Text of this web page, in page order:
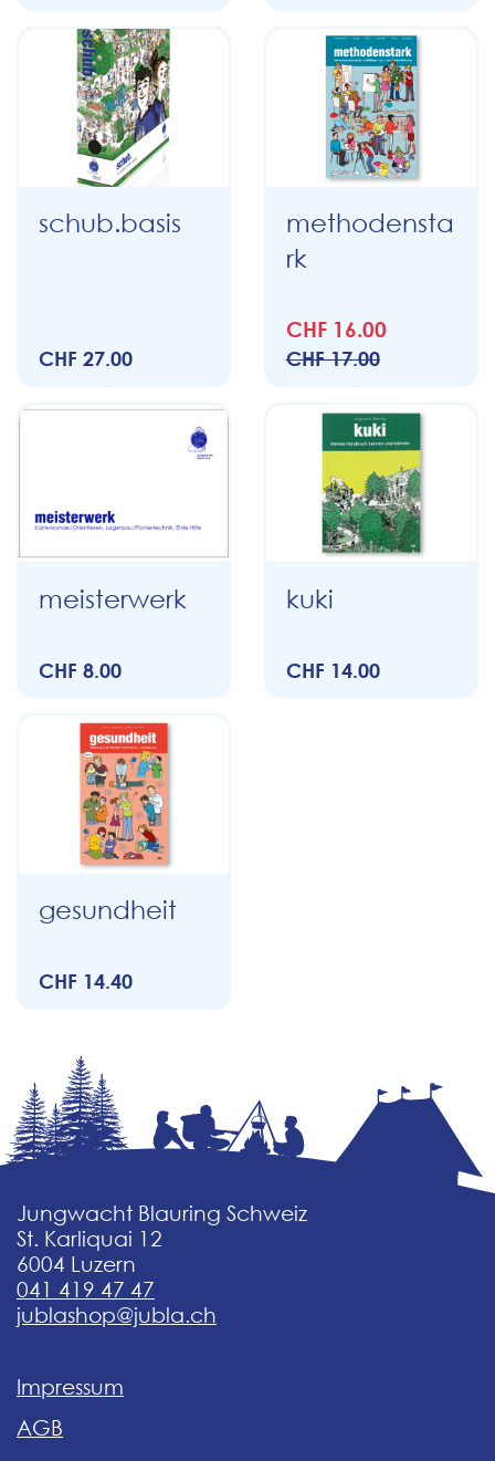
schub.basis
CHF 27.00
methodensta
rk
CHF 16.00
CHF 17.00
meisterwerk
CHF 8.00
kuki
CHF 14.00
gesundheit
CHF 14.40
Jungwacht Blauring Schweiz
St. Karliquai 12
6004 Luzern
041 419 47 47
jublashop@jubla.ch
Impressum
AGB